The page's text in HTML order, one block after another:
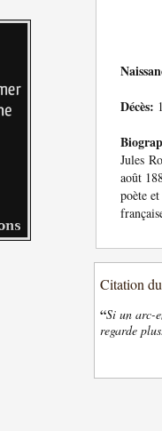
Décès:
Jules
août
poète
Citation
“Si un arc-
regarde plus.